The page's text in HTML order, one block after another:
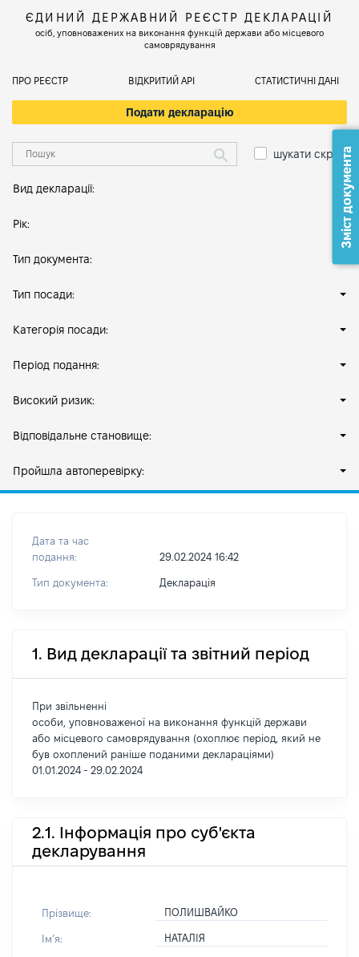
ЄДИНИЙ ДЕРЖАВНИЙ РЕЄСТР ДЕКЛАРАЦІЙ
осіб, уповноважених на виконання функцій держави або місцевого
самоврядування
ПРО РЕЄСТР ВІДКРИТИЙ АРІ СТАТИСТИЧНІ ДАНІ
Подати декларацію
шукати скрізь
Вид декларації:
Рік:
Тип документа:
Тип посади:
Категорія посади:
Період подання:
Високий ризик:
Відповідальне становище:
Пройшла автоперевірку:
Дата та час
подання:
29.02.2024 16:42
Тип документа: Декларація
1. Вид декларації та звітний період
При звільненні
особи, уповноваженої на виконання функцій держави
або місцевого самоврядування (охоплює період, який не
був охоплений раніше поданими деклараціями)
01.01.2024 - 29.02.2024
2.1. Інформація про суб'єкта
декларування
Прізвище: ПОЛИШВАЙКО
Імʼя: НАТАЛІЯ
Зміст документа